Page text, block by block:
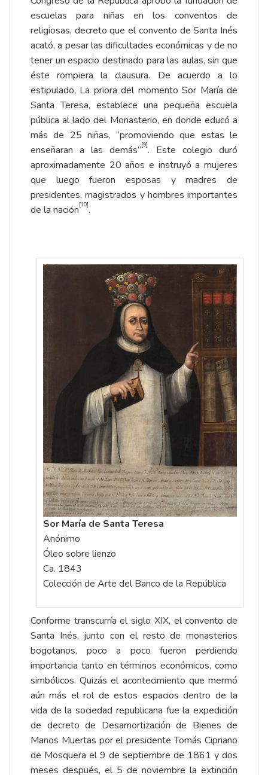
escuelas para niñas en los conventos de
religiosas, decreto que el convento de Santa Inés
acató, a pesar las dificultades económicas y de no
tener un espacio destinado para las aulas, sin que
éste rompiera la clausura. De acuerdo a lo
estipulado, La priora del momento Sor María de
Santa Teresa, establece una pequeña escuela
pública al lado del Monasterio, en donde educó a
más de 25 niñas, “promoviendo que estas le
enseñaran a las demás”[9]. Este colegio duró
aproximadamente 20 años e instruyó a mujeres
que luego fueron esposas y madres de
presidentes, magistrados y hombres importantes
de la nación[10].
Sor María de Santa Teresa
Anónimo
Óleo sobre lienzo
Ca. 1843
Colección de Arte del Banco de la República
Conforme transcurría el siglo XIX, el convento de
Santa Inés, junto con el resto de monasterios
bogotanos, poco a poco fueron perdiendo
importancia tanto en términos económicos, como
simbólicos. Quizás el acontecimiento que mermó
aún más el rol de estos espacios dentro de la
vida de la sociedad republicana fue la expedición
de decreto de Desamortización de Bienes de
Manos Muertas por el presidente Tomás Cipriano
de Mosquera el 9 de septiembre de 1861 y dos
meses después, el 5 de noviembre la extinción